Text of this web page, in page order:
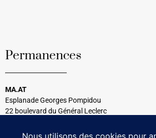
Permanences
MA.AT
Esplanade Georges Pompidou
22 boulevard du Général Leclerc
Tél : 05 56 54 99 08